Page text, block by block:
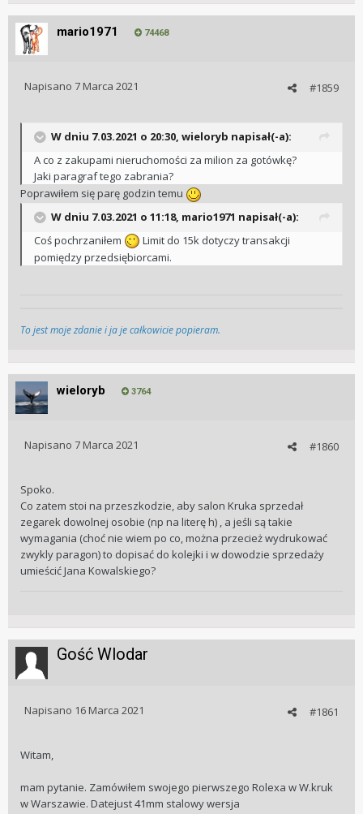
mario1971 74468
#1859
Napisano 7 Marca 2021
W dniu 7.03.2021 o 20:30, wieloryb napisał(-a):
A co z zakupami nieruchomości za milion za gotówkę?
Jaki paragraf tego zabrania?
Poprawiłem się parę godzin temu
W dniu 7.03.2021 o 11:18, mario1971 napisał(-a):
Coś pochrzaniłem
Limit do 15k dotyczy transakcji
pomiędzy przedsiębiorcami.
To jest moje zdanie i ja je całkowicie popieram.
wieloryb 3764
#1860
Napisano 7 Marca 2021
Spoko.
Co zatem stoi na przeszkodzie, aby salon Kruka sprzedał
zegarek dowolnej osobie (np na literę h) , a jeśli są takie
wymagania (choć nie wiem po co, można przecież wydrukować
zwykly paragon) to dopisać do kolejki i w dowodzie sprzedaży
umieścić Jana Kowalskiego?
Gość Wlodar
#1861
Napisano 16 Marca 2021
Witam,
mam pytanie. Zamówiłem swojego pierwszego Rolexa w W.kruk
w Warszawie. Datejust 41mm stalowy wersja